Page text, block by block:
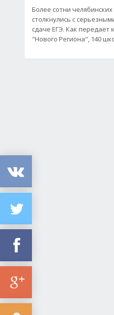
Более сотни
столкнулись с
сдаче ЕГЭ. Как передает
"Нового Региона", 140